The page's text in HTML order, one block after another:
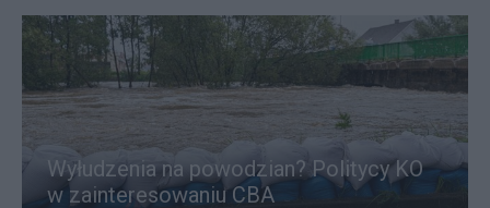
Wyłudzenia na powodzian? Politycy KO
w zainteresowaniu CBA